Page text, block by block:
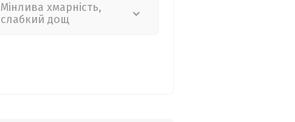
Мінлива хмарність,
слабкий дощ